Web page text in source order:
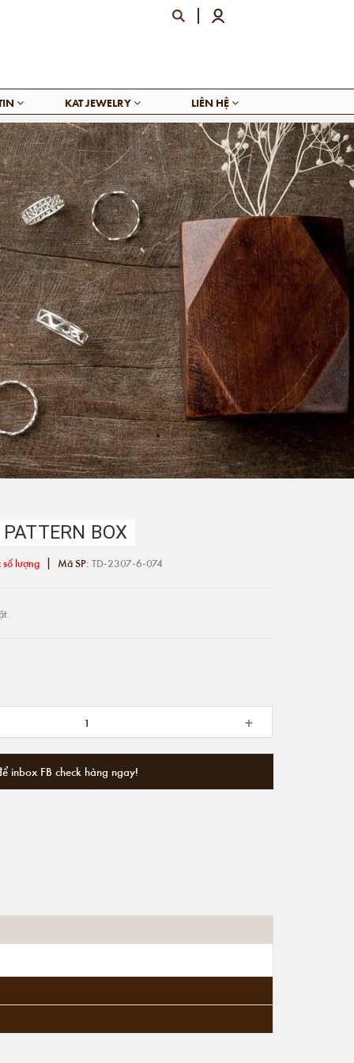
KAT JEWELRY LIÊN HỆ
BOX
số lượng | Mã SP:TD-2307-6-074
+
inbox FB check hàng ngay!